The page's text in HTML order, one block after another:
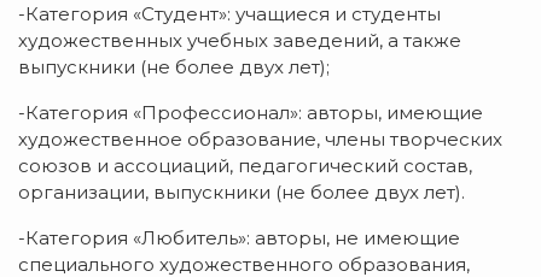
-Категория «Студент»: учащиеся и студенты
художественных учебных заведений, а также
выпускники (не более двух лет);
-Категория «Профессионал»: авторы, имеющие
художественное образование, члены творческих
союзов и ассоциаций, педагогический состав,
организации, выпускники (не более двух лет).
-Категория «Любитель»: авторы, не имеющие
специального художественного образования,